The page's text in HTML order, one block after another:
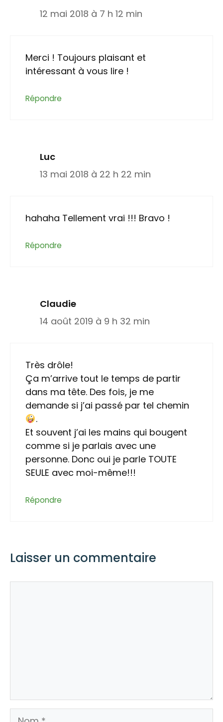
12 mai 2018 à 7 h 12 min
Merci ! Toujours plaisant et
intéressant à vous lire !
Répondre
Luc
13 mai 2018 à 22 h 22 min
hahaha Tellement vrai !!! Bravo !
Répondre
Claudie
14 août 2019 à 9 h 32 min
Très drôle!
Ça m’arrive tout le temps de partir
dans ma tête. Des fois, je me
demande si j’ai passé par tel chemin
.
Et souvent j’ai les mains qui bougent
comme si je parlais avec une
personne. Donc oui je parle TOUTE
SEULE avec moi-même!!!
Répondre
Laisser un commentaire
Nom